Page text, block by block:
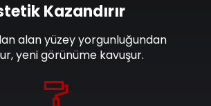
Kazandırır
alan yüzey yorgunluğundan
yeni görünüme kavuşur.